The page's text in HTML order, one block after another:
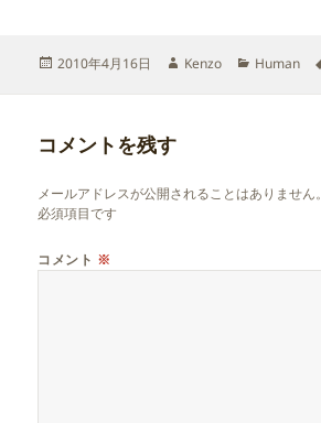
投
2010年4月16日
作
Kenzo
カ
Human
コメントを残す
メールアドレスが公開されることはありません。
必須項目です
コメント ※